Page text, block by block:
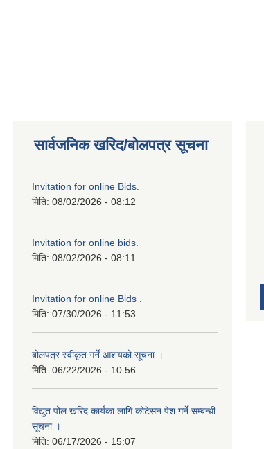
सार्वजनिक खरिद/बोलपत्र सूचना
Invitation for online Bids.
मिति: 08/02/2026 - 08:12
Invitation for online bids.
मिति: 08/02/2026 - 08:11
Invitation for online Bids .
मिति: 07/30/2026 - 11:53
बोलपत्र स्वीकृत गर्ने आशयको सूचना ।
मिति: 06/22/2026 - 10:56
विद्युत पोल खरिद कार्यका लागि कोटेसन पेश गर्ने सम्बन्धी
सूचना ।
मिति: 06/17/2026 - 15:07